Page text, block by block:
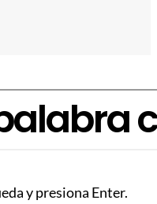
y presiona Enter.